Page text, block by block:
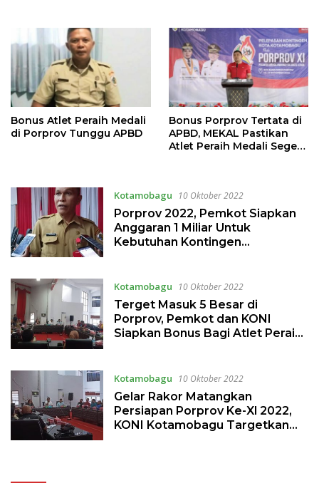
Bonus Atlet Peraih Medali
di Porprov Tunggu APBD
Bonus Porprov Tertata di
APBD, MEKAL Pastikan
Atlet Peraih Medali Segera
Kotamobagu 10 Oktober 2022
Porprov 2022, Pemkot Siapkan
Anggaran 1 Miliar Untuk
Kebutuhan Kontingen
Kotamobagu 10 Oktober 2022
Terget Masuk 5 Besar di
Porprov, Pemkot dan KONI
Siapkan Bonus Bagi Atlet Peraih
Kotamobagu 10 Oktober 2022
Gelar Rakor Matangkan
Persiapan Porprov Ke-Xl 2022,
KONI Kotamobagu Targetkan